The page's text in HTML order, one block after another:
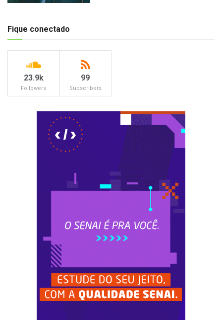
Fique conectado
23.9k
Followers
99
Subscribers